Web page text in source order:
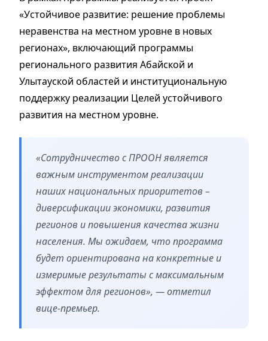
«Устойчивое развитие: решение проблемы
неравенства на местном уровне в новых
регионах», включающий программы
регионального развития Абайской и
Улытауской областей и институциональную
поддержку реализации Целей устойчивого
развития на местном уровне.
«Сотрудничество с ПРООН является
важным инструментом реализации
наших национальных приоритетов –
диверсификации экономики, развития
регионов и повышения качества жизни
населения. Мы ожидаем, что программа
будет ориентирована на конкретные и
измеримые результаты с максимальным
эффектом для регионов», — отметил
вице-премьер.